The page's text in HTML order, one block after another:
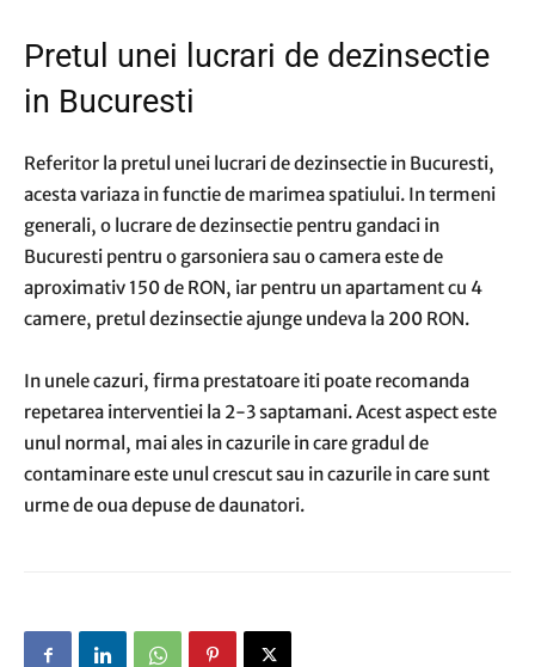
Pretul unei lucrari de dezinsectie
in Bucuresti
Referitor la pretul unei lucrari de dezinsectie in Bucuresti,
acesta variaza in functie de marimea spatiului. In termeni
generali, o lucrare de dezinsectie pentru gandaci in
Bucuresti pentru o garsoniera sau o camera este de
aproximativ 150 de RON, iar pentru un apartament cu 4
camere, pretul dezinsectie ajunge undeva la 200 RON.
In unele cazuri, firma prestatoare iti poate recomanda
repetarea interventiei la 2-3 saptamani. Acest aspect este
unul normal, mai ales in cazurile in care gradul de
contaminare este unul crescut sau in cazurile in care sunt
urme de oua depuse de daunatori.